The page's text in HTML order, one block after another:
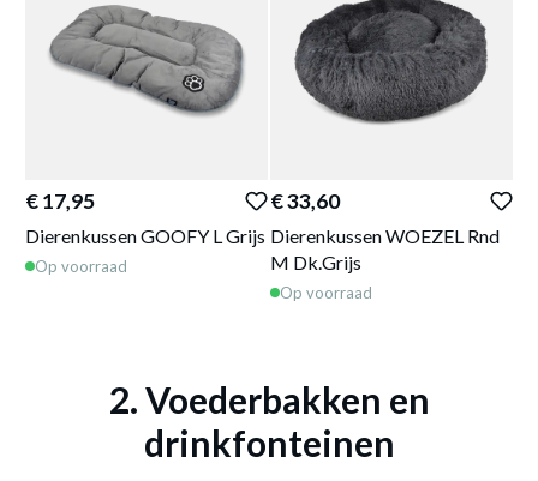
€ 17,95
Dierenkussen GOOFY L Grijs
Op voorraad
€ 33,60
Dierenkussen WOEZEL Rnd
M Dk.Grijs
Op voorraad
2. Voederbakken en
drinkfonteinen